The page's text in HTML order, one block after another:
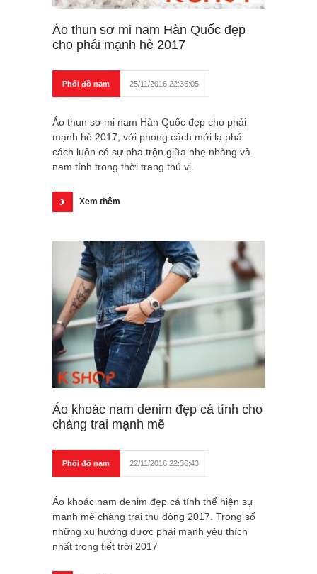
Áo thun sơ mi nam Hàn Quốc đẹp
cho phái mạnh hè 2017
Phối đồ nam 25/11/2016 22:35:05
Áo thun sơ mi nam Hàn Quốc đẹp cho phải
mạnh hè 2017, với phong cách mới lạ phá
cách luôn có sự pha trộn giữa nhẹ nhàng và
nam tính trong thời trang thú vị.
Xem thêm
Áo khoác nam denim đẹp cá tính cho
chàng trai mạnh mẽ
Phối đồ nam 22/11/2016 22:36:43
Áo khoác nam denim đẹp cá tính thể hiện sự
mạnh mẽ chàng trai thu đông 2017. Trong số
những xu hướng được phái mạnh yêu thích
nhất trong tiết trời 2017